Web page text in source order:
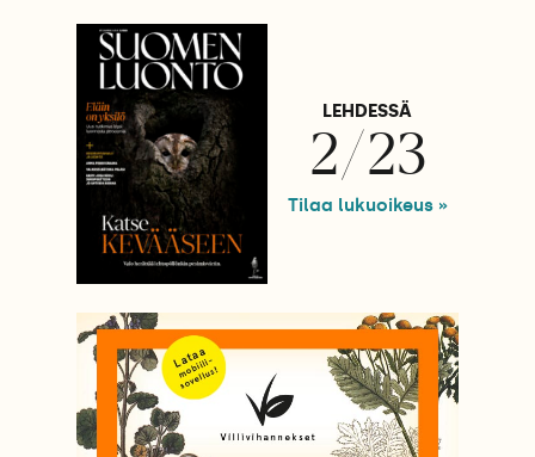
LEHDESSÄ
2/23
Tilaa lukuoikeus »